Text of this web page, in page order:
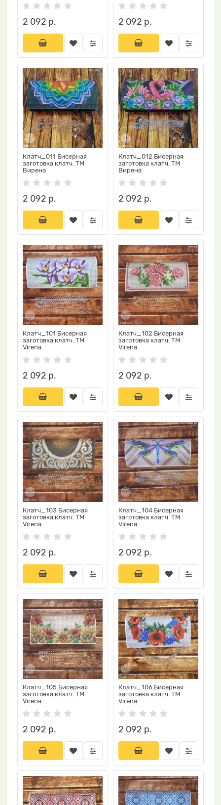
2 092 р. 2 092 р.
Клатч_011 Бисерная
заготовка клатч. ТМ
Вирена
2 092 р.
Клатч_012 Бисерная
заготовка клатч. ТМ
Вирена
2 092 р.
Клатч_101 Бисерная
заготовка клатч. ТМ
Virena
2 092 р.
Клатч_102 Бисерная
заготовка клатч. ТМ
Virena
2 092 р.
Клатч_103 Бисерная
заготовка клатч. ТМ
Virena
2 092 р.
Клатч_104 Бисерная
заготовка клатч. ТМ
Virena
2 092 р.
Клатч_105 Бисерная
заготовка клатч. ТМ
Virena
2 092 р.
Клатч_106 Бисерная
заготовка клатч. ТМ
Virena
2 092 р.